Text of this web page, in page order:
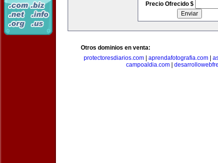
Precio Ofrecido $
Otros dominios en venta:
protectoresdiarios.com
aprendafotografia.com
campoaldia.com